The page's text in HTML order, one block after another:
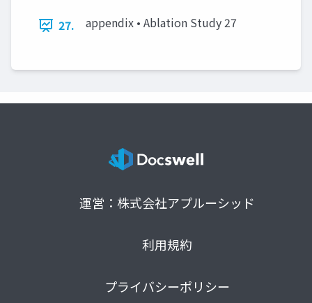
27. appendix • Ablation Study 27
運営：株式会社アプルーシッド
利用規約
プライバシーポリシー